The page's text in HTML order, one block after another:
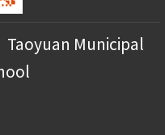
Taoyuan Municipal